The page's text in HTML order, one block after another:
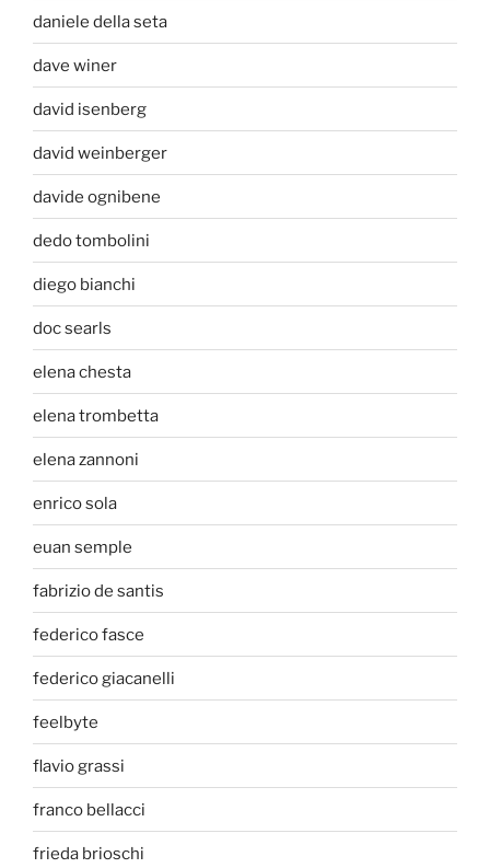
daniele della seta
dave winer
david isenberg
david weinberger
davide ognibene
dedo tombolini
diego bianchi
doc searls
elena chesta
elena trombetta
elena zannoni
enrico sola
euan semple
fabrizio de santis
federico fasce
federico giacanelli
feelbyte
flavio grassi
franco bellacci
frieda brioschi